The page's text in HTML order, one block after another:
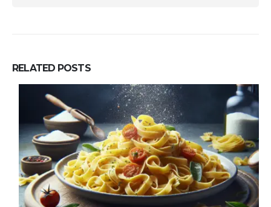
RELATED POSTS